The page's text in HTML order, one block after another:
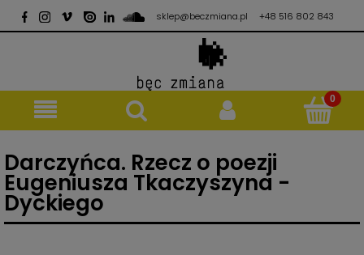
sklep@beczmiana.pl +48 516 802 843
Darczyńca. Rzecz o poezji
Eugeniusza Tkaczyszyna -
Dyckiego